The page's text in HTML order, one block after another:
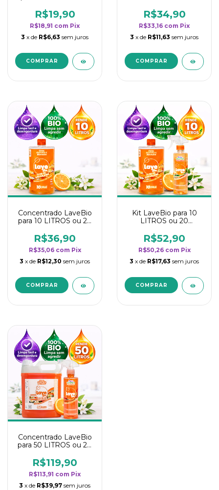
rendimento da
categoria - Flor de
Laranjeira
R$19,90
R$18,91 com Pix
3 x de R$6,63 sem juros
rendimento da
categoria - Flor de
Laranjeira
R$34,90
R$33,16 com Pix
3 x de R$11,63 sem juros
Concentrado LaveBio
para 10 LITROS ou 20
rendimento da
categoria - Flor de
Laranjeira
R$36,90
R$35,06 com Pix
3 x de R$12,30 sem juros
Kit LaveBio para 10
LITROS ou 20
rendimento da
categoria - Flor de
Laranjeira
R$52,90
R$50,26 com Pix
3 x de R$17,63 sem juros
Concentrado LaveBio
para 50 LITROS ou 20
rendimento da
categoria - Flor de
Laranjeira
R$119,90
R$113,91 com Pix
3 x de R$39,97 sem juros